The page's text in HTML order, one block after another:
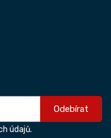
Odebírat
údajů.